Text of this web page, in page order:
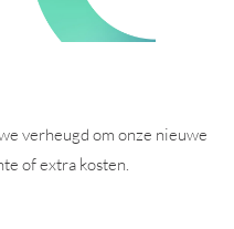
verheugd om onze nieuwe
of extra kosten.